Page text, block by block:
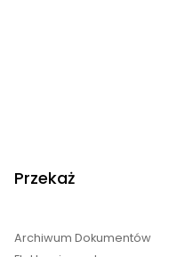
Przekaż
Archiwum Dokumentów